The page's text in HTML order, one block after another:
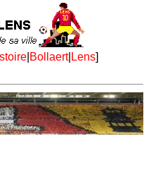
| Bollaert| Lens]